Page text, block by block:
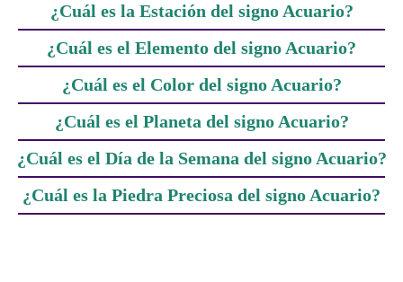
¿Cuál es la Estación del signo Acuario?
¿Cuál es el Elemento del signo Acuario?
¿Cuál es el Color del signo Acuario?
¿Cuál es el Planeta del signo Acuario?
¿Cuál es el Día de la Semana del signo Acuario?
¿Cuál es la Piedra Preciosa del signo Acuario?